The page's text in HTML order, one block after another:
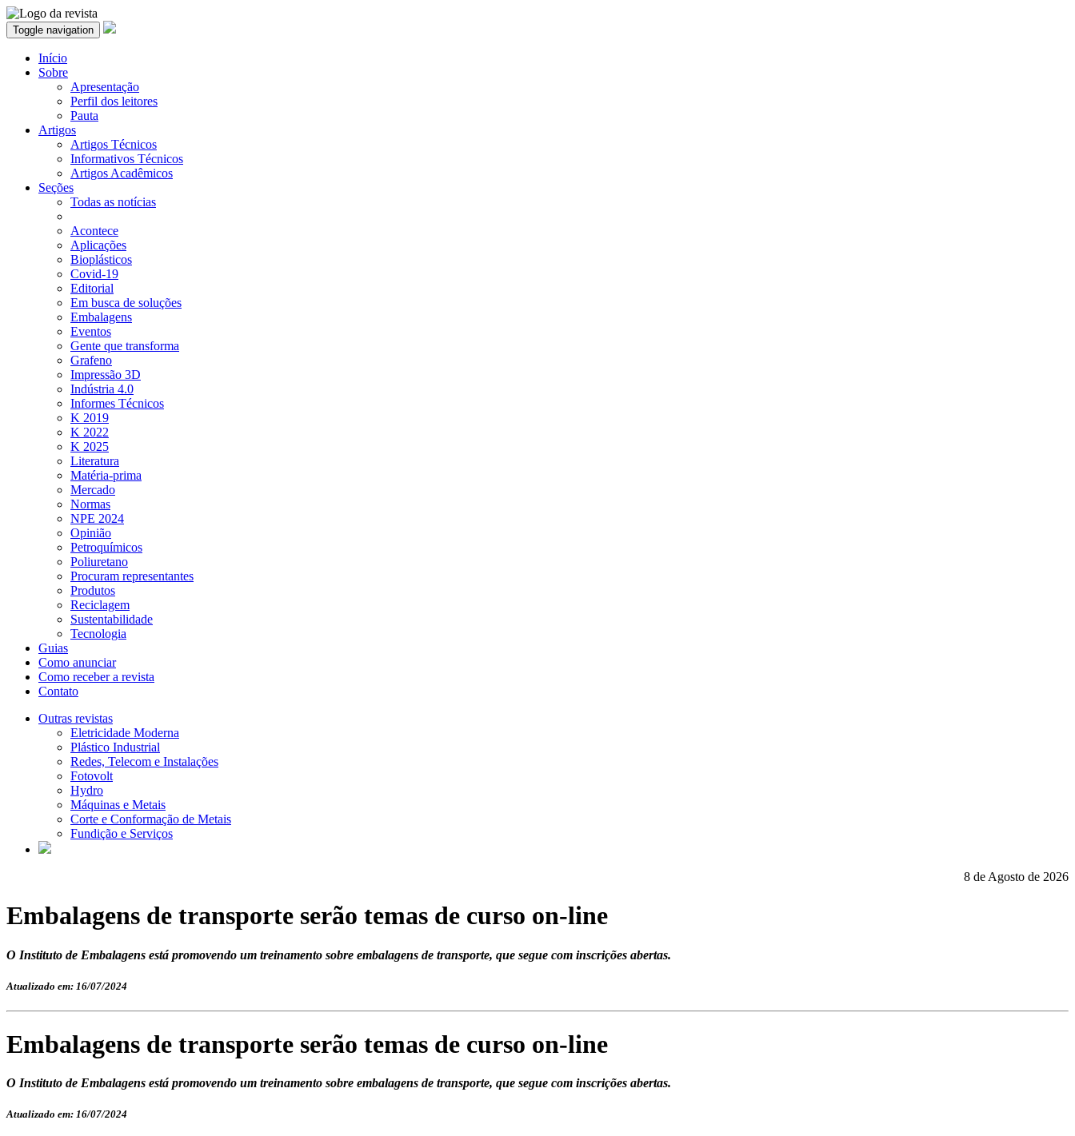
Toggle navigation
Início
Sobre
Apresentação
Perfil dos leitores
Pauta
Artigos
Artigos Técnicos
Informativos Técnicos
Artigos Acadêmicos
Seções
Todas as notícias
Acontece
Aplicações
Bioplásticos
Covid-19
Editorial
Em busca de soluções
Embalagens
Eventos
Gente que transforma
Grafeno
Impressão 3D
Indústria 4.0
Informes Técnicos
K 2019
K 2022
K 2025
Literatura
Matéria-prima
Mercado
Normas
NPE 2024
Opinião
Petroquímicos
Poliuretano
Procuram representantes
Produtos
Reciclagem
Sustentabilidade
Tecnologia
Guias
Como anunciar
Como receber a revista
Contato
Outras revistas
Eletricidade Moderna
Plástico Industrial
Redes, Telecom e Instalações
Fotovolt
Hydro
Máquinas e Metais
Corte e Conformação de Metais
Fundição e Serviços
8 de Agosto de 2026
Embalagens de transporte serão temas de curso on-line
O Instituto de Embalagens está promovendo um treinamento sobre embalagens de transporte, que segue com inscrições abertas.
Atualizado em: 16/07/2024
Embalagens de transporte serão temas de curso on-line
O Instituto de Embalagens está promovendo um treinamento sobre embalagens de transporte, que segue com inscrições abertas.
Atualizado em: 16/07/2024